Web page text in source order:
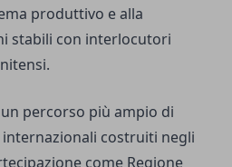
produttivo e alla
stabili con interlocutori
percorso più ampio di
costruiti negli
come Regione